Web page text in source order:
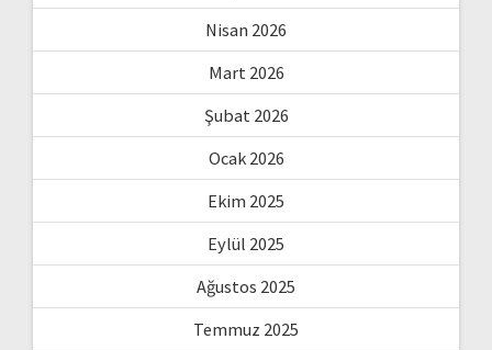
Nisan 2026
Mart 2026
Şubat 2026
Ocak 2026
Ekim 2025
Eylül 2025
Ağustos 2025
Temmuz 2025